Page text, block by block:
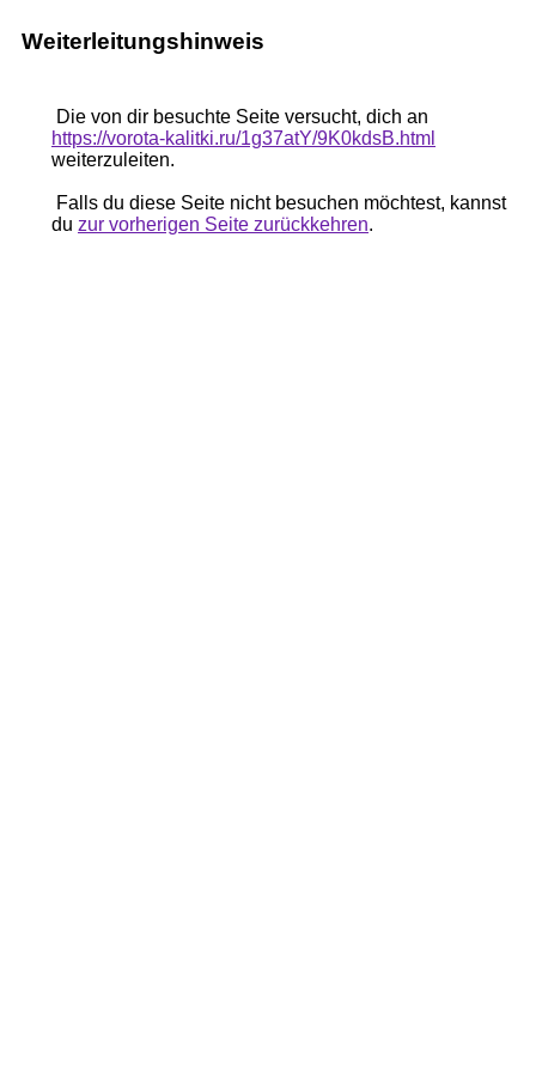
Weiterleitungshinweis
Die von dir besuchte Seite versucht, dich an
https://vorota-kalitki.ru/1g37atY/9K0kdsB.html
weiterzuleiten.
Falls du diese Seite nicht besuchen möchtest, kannst
du zur vorherigen Seite zurückkehren.